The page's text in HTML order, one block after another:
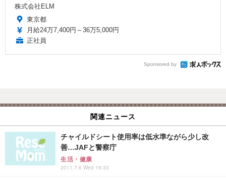
株式会社ELM
東京都
月給24万7,400円～36万5,000円
正社員
Sponsored by
関連ニュース
チャイルドシート使用率は低水準ながら少し改
善…JAFと警察庁
生活・健康
2011.7.6 Wed 19:33